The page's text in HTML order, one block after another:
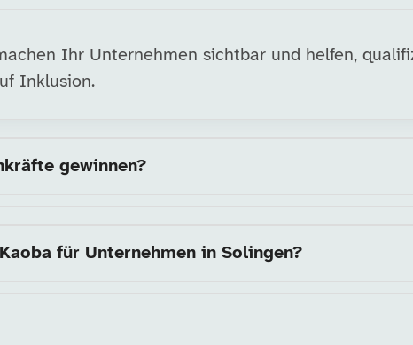
Ihr Unternehmen sichtbar und helfen,
Inklusion.
gewinnen?
für Unternehmen in Solingen?